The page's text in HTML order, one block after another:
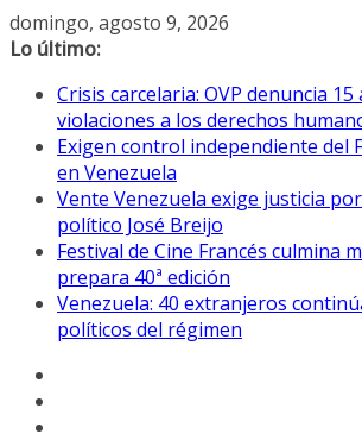
Saltar
al
domingo, agosto 9, 2026
Lo último:
Crisis carcelaria: OVP denuncia 15
violaciones a los derechos
Exigen control independiente del
en Venezuela
Vente Venezuela exige justicia
político José Breijo
Festival de Cine Francés culmina
prepara 40ª edición
Venezuela: 40 extranjeros
políticos del régimen